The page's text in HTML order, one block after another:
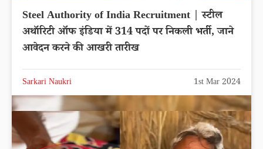
Steel Authority of India Recruitment | स्टील
अथॉरिटी ऑफ इंडिया में 314 पदों पर निकली भर्ती, जाने
आवेदन करने की आखरी तारीख
Sarkari Naukri 1st Mar 2024